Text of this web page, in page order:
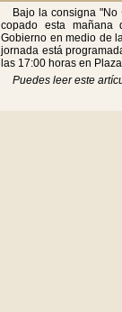
Bajo la consigna "No
copado esta mañana
Gobierno en medio de
jornada está
las 17:00 horas en
Puedes leer este